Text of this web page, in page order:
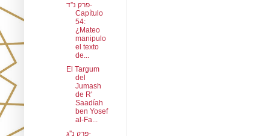
פרק נ''ד-
Capítulo
54:
¿Mateo
manipulo
el texto
de...
El Targum
del
Jumash
de R'
Saadíah
ben Yosef
al-Fa...
פרק נ''ג-